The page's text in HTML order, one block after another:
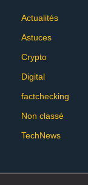
Actualités
Astuces
Crypto
Digital
factchecking
Non classé
TechNews